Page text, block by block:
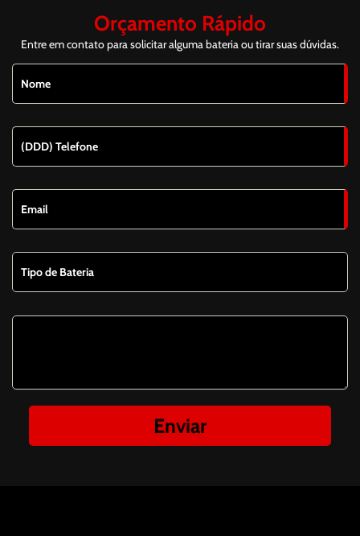
Orçamento Rápido
Entre em contato para solicitar alguma bateria ou tirar suas dúvidas.